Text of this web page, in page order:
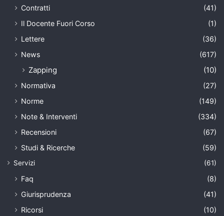
Contratti
(41)
Il Docente Fuori Corso
(1)
Lettere
(36)
News
(617)
Zapping (10)
Normativa
(27)
Norme
(149)
Note & Interventi
(334)
Recensioni
(67)
Studi & Ricerche
(59)
Servizi (61)
Faq
(8)
Giurisprudenza
(41)
Ricorsi
(10)